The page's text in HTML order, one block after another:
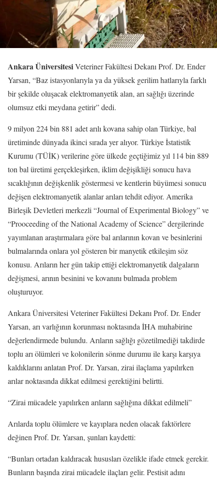
Ankara ÜniversitesiVeteriner Fakültesi Dekanı Prof. Dr. Ender
Yarsan, “Baz istasyonlarıyla ya da yüksek gerilim hatlarıyla farklı
bir şekilde oluşacak elektromanyetik alan, arı sağlığı üzerinde
olumsuz etki meydana getirir” dedi.
9 milyon 224 bin 881 adet arılı kovana sahip olan Türkiye, bal
üretiminde dünyada ikinci sırada yer alıyor. Türkiye İstatistik
Kurumu (TÜİK) verilerine göre ülkede geçtiğimiz yıl 114 bin 889
ton bal üretimi gerçekleşirken, iklim değişikliği sonucu hava
sıcaklığının değişkenlik göstermesi ve kentlerin büyümesi sonucu
değişen elektromanyetik alanlar arıları tehdit ediyor. Amerika
Birleşik Devletleri merkezli “Journal of Experimental Biology” ve
“Prooceeding of the National Academy of Science” dergilerinde
yayımlanan araştırmalara göre bal arılarının kovan ve besinlerini
bulmalarında onlara yol gösteren bir manyetik etkileşim söz
konusu. Arıların her gün takip ettiği elektromanyetik dalgaların
değişmesi, arının besinini ve kovanını bulmada problem
oluşturuyor.
Ankara Üniversitesi Veteriner Fakültesi Dekanı Prof. Dr. Ender
Yarsan, arı varlığının korunması noktasında İHA muhabirine
değerlendirmede bulundu. Arıların sağlığı gözetilmediği takdirde
toplu arı ölümleri ve kolonilerin sönme durumu ile karşı karşıya
kaldıklarını anlatan Prof. Dr. Yarsan, zirai ilaçlama yapılırken
arılar noktasında dikkat edilmesi gerektiğini belirtti.
“Zirai mücadele yapılırken arıların sağlığına dikkat edilmeli”
Arılarda toplu ölümlere ve kayıplara neden olacak faktörlere
değinen Prof. Dr. Yarsan, şunları kaydetti:
“Bunları ortadan kaldıracak hususları özelikle ifade etmek gerekir.
Bunların başında zirai mücadele ilaçları gelir. Pestisit adını